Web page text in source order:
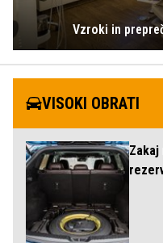
Vzroki in
VISOKI OBRATI
Zakaj